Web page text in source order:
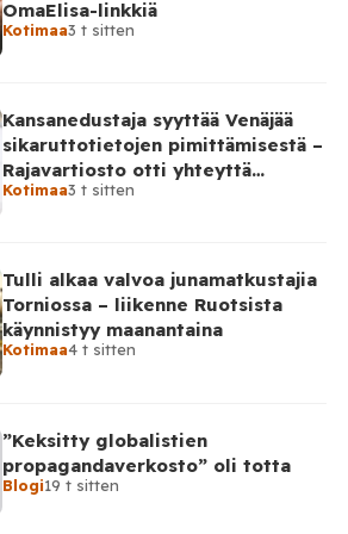
OmaElisa-linkkiä
Kotimaa3 t sitten
Kansanedustaja syyttää Venäjää
sikaruttotietojen pimittämisestä –
Rajavartiosto otti yhteyttä
Venäjälle
Kotimaa3 t sitten
Tulli alkaa valvoa junamatkustajia
Torniossa – liikenne Ruotsista
käynnistyy maanantaina
Kotimaa4 t sitten
”Keksitty globalistien
propagandaverkosto” oli totta
Blogi19 t sitten